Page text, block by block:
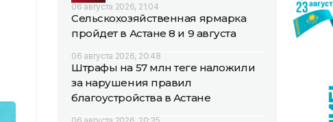
06 августа 2026, 21:04
Сельскохозяйственная ярмарка
пройдет в Астане 8 и 9 августа
06 августа 2026, 20:48
Штрафы на 57 млн теңге наложили
за нарушения правил
благоустройства в Астане